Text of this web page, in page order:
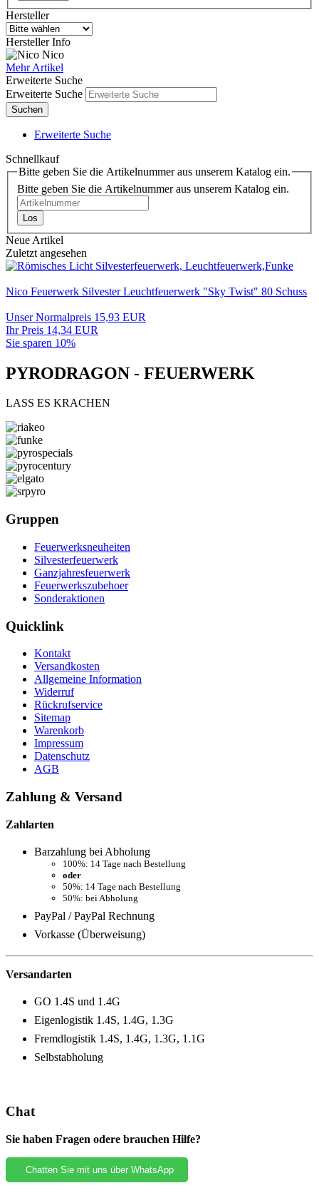
Hersteller
Hersteller Info
Nico
Mehr Artikel
Erweiterte Suche
Erweiterte Suche
Suchen
Erweiterte Suche
Schnellkauf
Bitte geben Sie die Artikelnummer aus unserem Katalog ein.
Bitte geben Sie die Artikelnummer aus unserem Katalog ein.
Los
Neue Artikel
Zuletzt angesehen
Nico Feuerwerk Silvester Leuchtfeuerwerk "Sky Twist" 80 Schuss
Unser Normalpreis 15,93 EUR
Ihr Preis 14,34 EUR
Sie sparen 10%
PYRODRAGON - FEUERWERK
LASS ES KRACHEN
Gruppen
Feuerwerksneuheiten
Silvesterfeuerwerk
Ganzjahresfeuerwerk
Feuerwerkszubehoer
Sonderaktionen
Quicklink
Kontakt
Versandkosten
Allgemeine Information
Widerruf
Rückrufservice
Sitemap
Warenkorb
Impressum
Datenschutz
AGB
Zahlung & Versand
Zahlarten
Barzahlung bei Abholung
100%: 14 Tage nach Bestellung
oder
50%: 14 Tage nach Bestellung
50%: bei Abholung
PayPal / PayPal Rechnung
Vorkasse (Überweisung)
Versandarten
GO 1.4S und 1.4G
Eigenlogistik 1.4S, 1.4G, 1.3G
Fremdlogistik 1.4S, 1.4G, 1.3G, 1.1G
Selbstabholung
Chat
Sie haben Fragen odere brauchen Hilfe?
Chatten Sie mit uns über WhatsApp